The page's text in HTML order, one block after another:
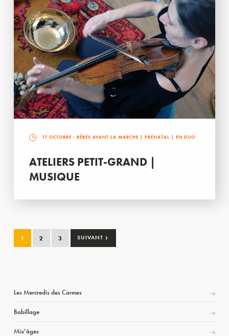
17 OCTOBRE - BÉBÉS AVANT LA MARCHE | PRÉNATAL | EN DUO
ATELIERS PETIT-GRAND |
MUSIQUE
1 2 3 SUIVANT ›
Les Mercredis des Carmes
Babillage
Mix’âges